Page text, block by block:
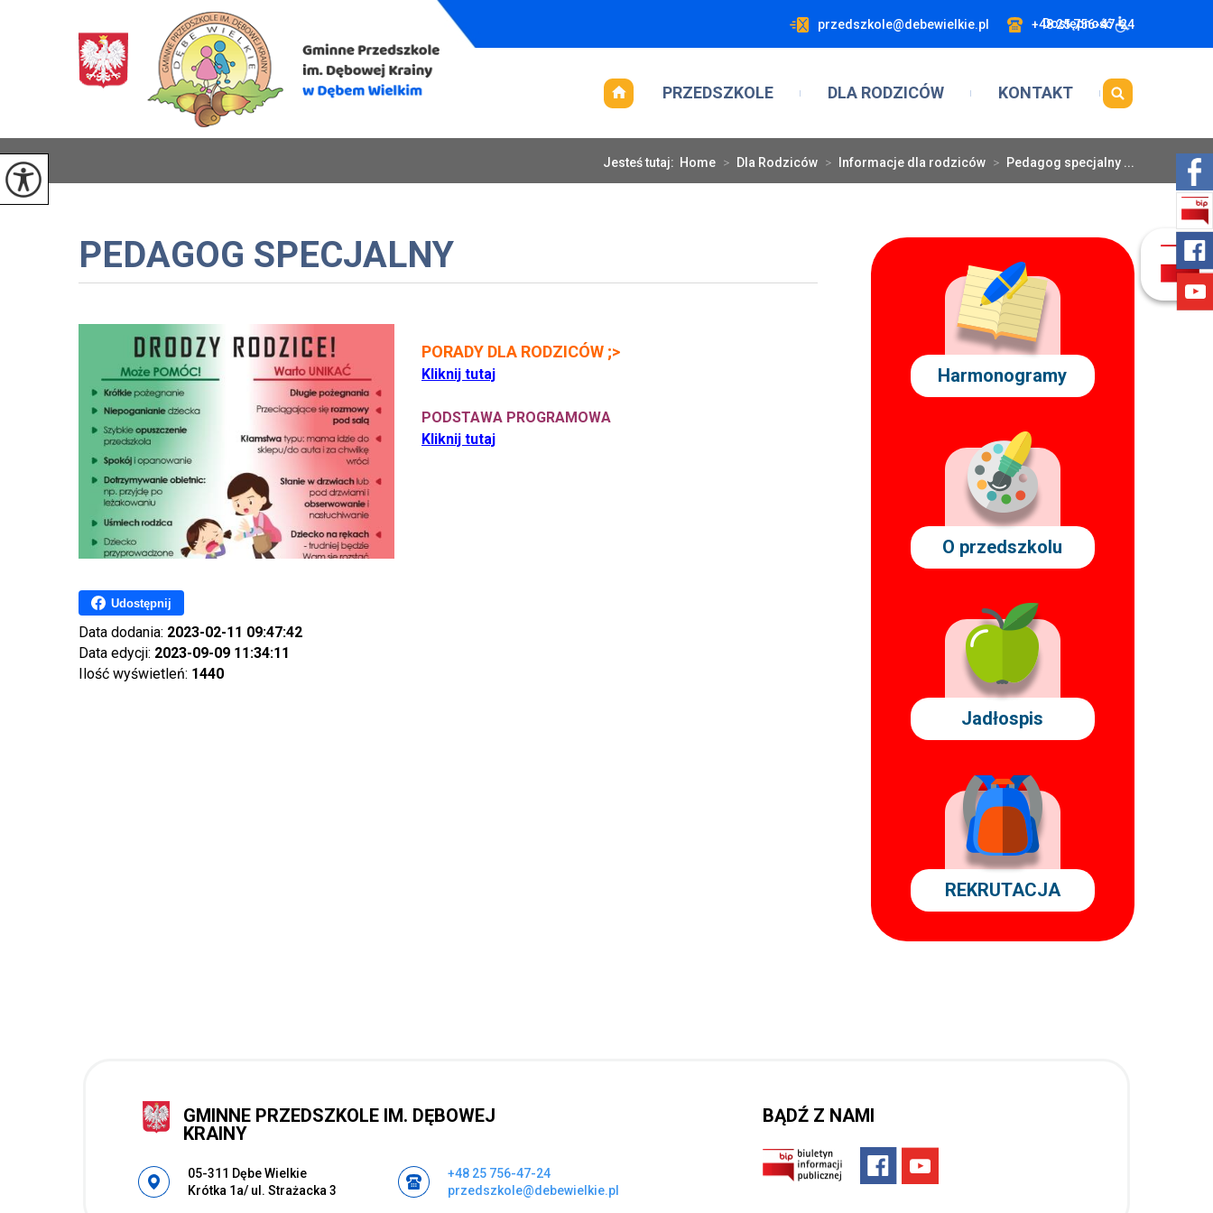
przedszkole@debewielkie.pl +48 25 756-47-24
PRZEDSZKOLE DLA RODZICÓW KONTAKT
Jesteś tutaj: Home > Dla Rodziców > Informacje dla rodziców > Pedagog specjalny ...
Dostępność
PEDAGOG SPECJALNY
PORADY DLA RODZICÓW ;>
Kliknij tutaj
PODSTAWA PROGRAMOWA
Kliknij tutaj
Udostępnij
Data dodania: 2023-02-11 09:47:42
Data edycji: 2023-09-09 11:34:11
Ilość wyświetleń: 1440
Harmonogramy
O przedszkolu
Jadłospis
REKRUTACJA
GMINNE PRZEDSZKOLE IM. DĘBOWEJ
KRAINY
Adres pocztowy:
05-311 Dębe Wielkie
Krótka 1a/ ul. Strażacka 3
+48 25 756-47-24
przedszkole@debewielkie.pl
BĄDŹ Z NAMI